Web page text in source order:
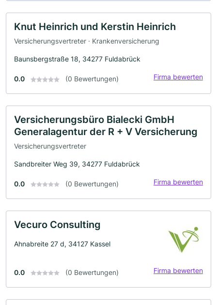
Knut Heinrich und Kerstin Heinrich
Versicherungsvertreter · Krankenversicherung
Baunsbergstraße 18, 34277 Fuldabrück
0.0 (0 Bewertungen) Firma bewerten
Versicherungsbüro Bialecki GmbH
Generalagentur der R + V Versicherung
Versicherungsvertreter
Sandbreiter Weg 39, 34277 Fuldabrück
0.0 (0 Bewertungen) Firma bewerten
Vecuro Consulting
Ahnabreite 27 d, 34127 Kassel
0.0 (0 Bewertungen) Firma bewerten